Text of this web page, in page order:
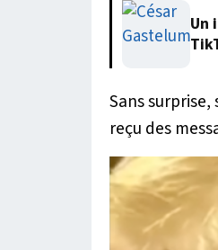
Un
Sans
reçu des